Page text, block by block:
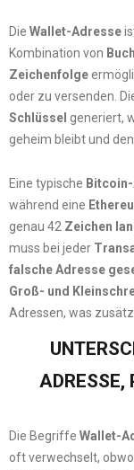
Die Wallet-Adresse
Kombination von
Zeichenfolge
oder zu versenden.
Schlüssel generiert,
geheim bleibt und
Eine typische
während eine
genau 42 Zeichen
muss bei jeder
falsche Adresse
Groß- und
Adressen, was
ADRESSE,
Die Begriffe Wallet-
oft verwechselt,